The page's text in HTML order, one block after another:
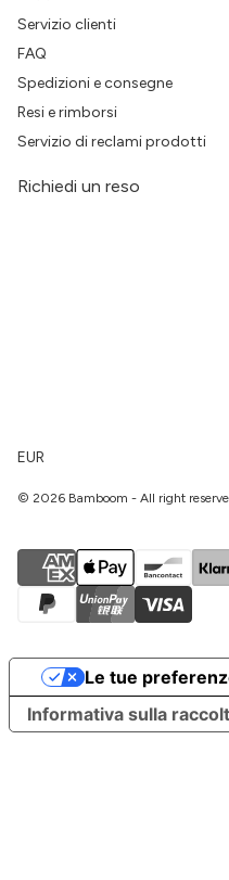
Servizio clienti
FAQ
Spedizioni e consegne
Resi e rimborsi
Servizio di reclami prodotti
Richiedi un reso
EUR
© 2026 Bamboom - All right
Informativa sulla
Le tue